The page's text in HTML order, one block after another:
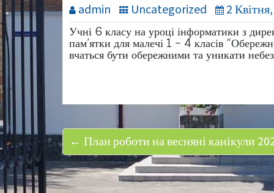
admin Uncategorized 2
Учні 6 класу на уроці інформатики з
пам’ятки для малечі 1 – 4 класів
вчаться бути обережними та уникати
← План роботи на весняні канікули